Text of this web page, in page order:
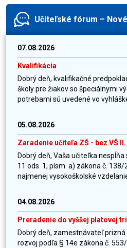
Učiteľské fórum –
07.08.2026
Kvalifikácia
Dobrý deň, kvalifikačné
školy pre žiakov so špeciálnymi
potrebami sú uvedené vo vyhláške
05.08.2026
Zaradenie učiteľa ZŠ - bez VŠ
Dobrý deň, Vaša učiteľka
11 ods. 1, písm. a) zákona č. 138/
najmenej vysokoškolské
04.08.2026
Preradenie do vyššej platovej
Dobrý deň, zamestnávateľ
rozvoj podľa § 14e zákona č.